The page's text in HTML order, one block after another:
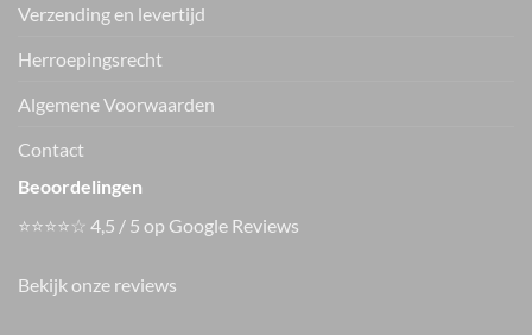
Verzending en levertijd
Herroepingsrecht
Algemene Voorwaarden
Contact
Beoordelingen
⭐⭐⭐⭐☆ 4,5 / 5 op Google Reviews
Bekijk onze reviews
Only gilet ONLDANA